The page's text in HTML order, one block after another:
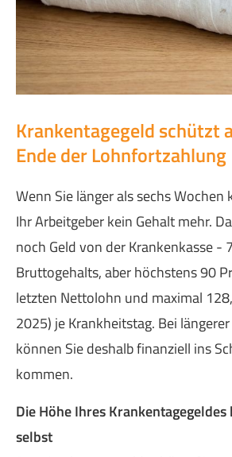
Krankentagegeld schützt
Ende der Lohnfortzahlung
Wenn Sie länger als sechs Wochen
Ihr Arbeitgeber kein Gehalt mehr.
noch Geld von der Krankenkasse -
Bruttogehalts, aber höchstens 90
letzten Nettolohn und maximal
2025) je Krankheitstag. Bei
können Sie deshalb finanziell ins
kommen.
Die Höhe Ihres
selbst